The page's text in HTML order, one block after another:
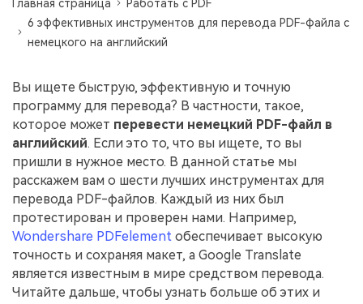
Новый PDFelement 12умнее, быстрее,
проще
От AI-функций до пакетных инструментов: новый
PDFelement делает работу с PDF еще удобнее.
Скачать бесплатно
Скрыть фрагменты PDF Новый
PDF OCR
Защита PDF паролем
Поделиться PDF
Комплексные решения
Преподавание
IT-служба
Юриспруденция
Здравоохранение
Канал на YouTube
Канал Яндекс Дзен
Главная страница
Работать с PDF
6 эффективных инструментов для перевода PDF-файла с
немецкого на английский
Вы ищете быструю, эффективную и точную
программу для перевода? В частности, такое,
которое может перевести немецкий PDF-файл в
английский. Если это то, что вы ищете, то вы
пришли в нужное место. В данной статье мы
расскажем вам о шести лучших инструментах для
перевода PDF-файлов. Каждый из них был
протестирован и проверен нами. Например,
Wondershare PDFelement обеспечивает высокую
точность и сохраняя макет, а Google Translate
является известным в мире средством перевода.
Читайте дальше, чтобы узнать больше об этих и